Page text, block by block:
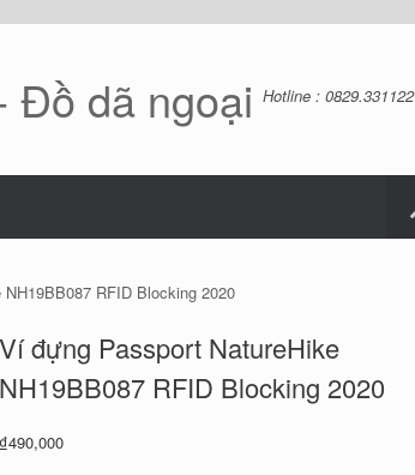
Đồ dã ngoại Hotline : 0829.331122
RFID Blocking 2020
Ví đựng Passport NatureHike
NH19BB087 RFID Blocking 2020
₫490,000